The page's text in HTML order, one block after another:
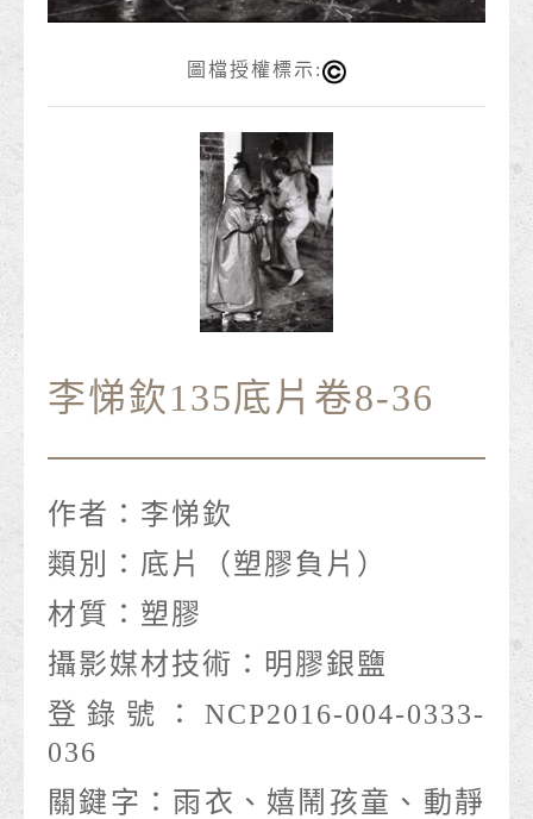
圖檔授權標示:
李悌欽135底片卷8-36
作者： 李悌欽
類別： 底片（塑膠負片）
材質： 塑膠
攝影媒材技術： 明膠銀鹽
登錄號： NCP2016-004-0333-
036
關鍵字： 雨衣、嬉鬧孩童、動靜